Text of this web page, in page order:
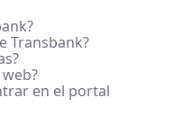
Transbank?
en el portal